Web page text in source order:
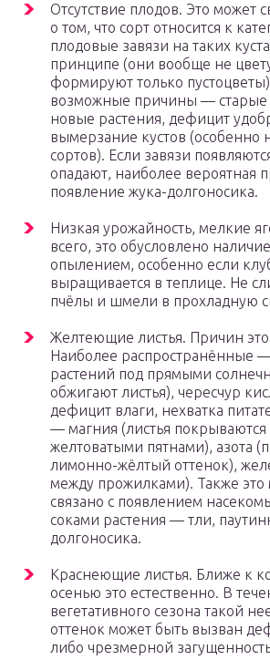
Отсутствие плодов. Это может
о том, что сорт относится к
плодовые завязи на таких
принципе (они вообще не
формируют только
возможные причины — старые
новые растения, дефицит
вымерзание кустов (особенно
сортов). Если завязи
опадают, наиболее вероятная
появление жука-долгоносика.
Низкая урожайность, мелкие
всего, это обусловлено
опылением, особенно если
выращивается в теплице. Не
пчёлы и шмели в прохладную
Желтеющие листья. Причин
Наиболее распространённые
растений под прямыми
обжигают листья), чересчур
дефицит влаги, нехватка
— магния (листья
желтоватыми пятнами), азота
лимонно-жёлтый оттенок),
между прожилками). Также это
связано с появлением
соками растения — тли,
долгоносика.
Краснеющие листья. Ближе к
осенью это естественно. В
вегетативного сезона такой
оттенок может быть вызван
либо чрезмерной